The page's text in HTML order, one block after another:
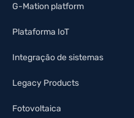
G-Mation platform
Plataforma IoT
Integração de sistemas
Legacy Products
Fotovoltaica